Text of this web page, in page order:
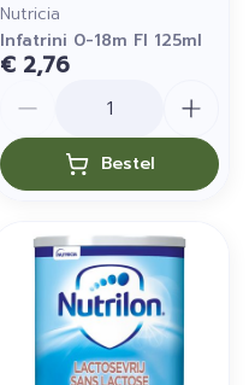
Nutricia
Infatrini 0-18m Fl 125ml
€ 2,76
Bestel